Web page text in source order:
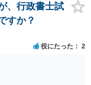
、行政書士試
すか？
役にたった 2